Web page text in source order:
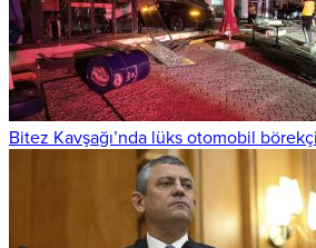
Bitez Kavşağı’nda lüks otomobil